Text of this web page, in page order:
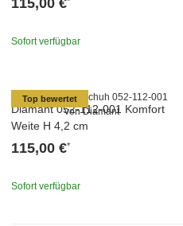
115,00 €
Sofort verfügbar
Top bewertet
Diamant 052-112-001 Komfort
Weite H 4,2 cm
115,00 €*
Sofort verfügbar